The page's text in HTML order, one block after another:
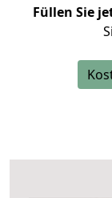
Füllen Sie